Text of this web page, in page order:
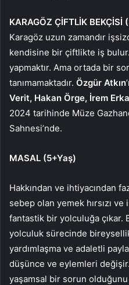
KARAGÖZ ÇİFTLİK BEKÇİSİ
Karagöz uzun zamandır
kendisine bir çiftlikte iş bulur.
yapmaktır. Ama ortada bir
tanımamaktadır. Özgür Atkın
Verit, Hakan Örge, İrem
2024 tarihinde Müze
Sahnesi’nde.
MASAL (5+Yaş)
Hakkından ve ihtiyacından
sebep olan yemek hırsızı
fantastik bir yolculuğa çıkar.
yolculuk sürecinde
yardımlaşma ve adaletli
düşünce ve eylemleri
yaşamsal bir sorun